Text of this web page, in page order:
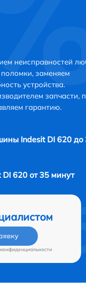
неисправностей
заменяем
устройства.
запчасти,
гарантию.
Indesit DI 620 до
620 от 35 минут